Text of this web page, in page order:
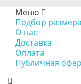
Меню
Подбор размера
О нас
Доставка
Оплата
Публичная